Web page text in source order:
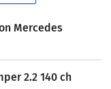
Mercedes
2.2 140 ch